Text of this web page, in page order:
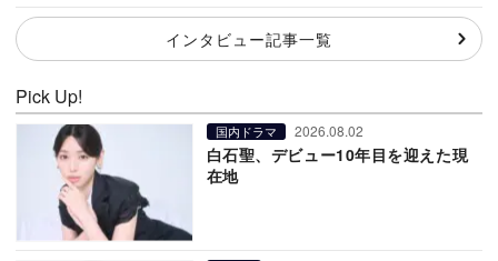
インタビュー記事一覧
Pick Up!
国内ドラマ 2026.08.02
白石聖、デビュー10年目を迎えた現
在地